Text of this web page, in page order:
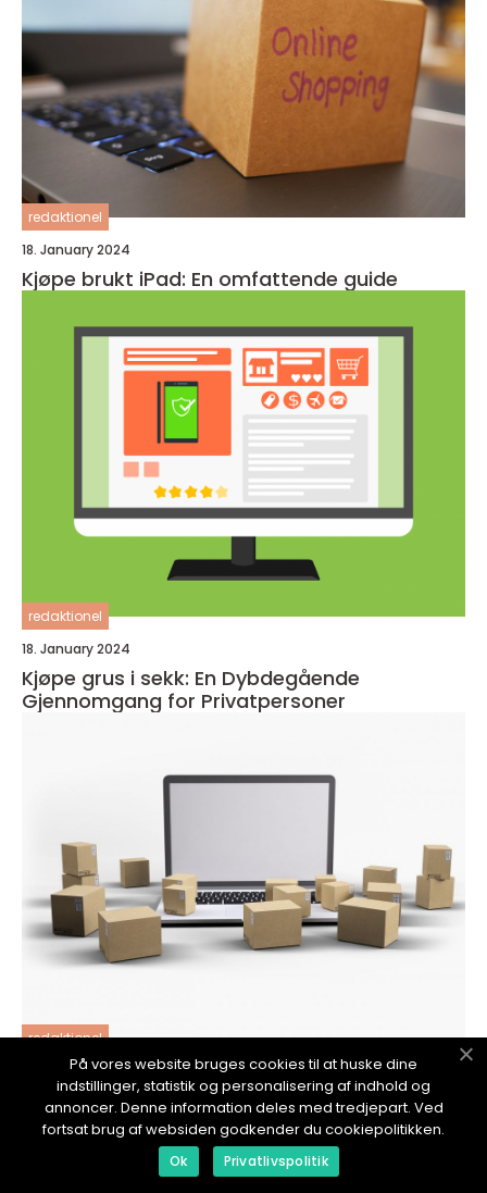
redaktionel
18. January 2024
Kjøpe brukt iPad: En omfattende guide
redaktionel
18. January 2024
Kjøpe grus i sekk: En Dybdegående
Gjennomgang for Privatpersoner
redaktionel
17. January 2024
Hvor Kan Man Kjøpe Prime Drikke: En Grundig
Guide
På vores website bruges cookies til at huske dine
indstillinger, statistik og personalisering af indhold og
annoncer. Denne information deles med tredjepart. Ved
fortsat brug af websiden godkender du cookiepolitikken.
Ok Privatlivspolitik